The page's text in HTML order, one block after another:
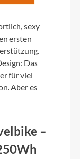
sexy
ersten
Das
für viel
Aber es
–